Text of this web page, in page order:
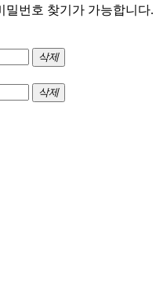
밀번호 찾기가 가능합니다.
삭제
삭제